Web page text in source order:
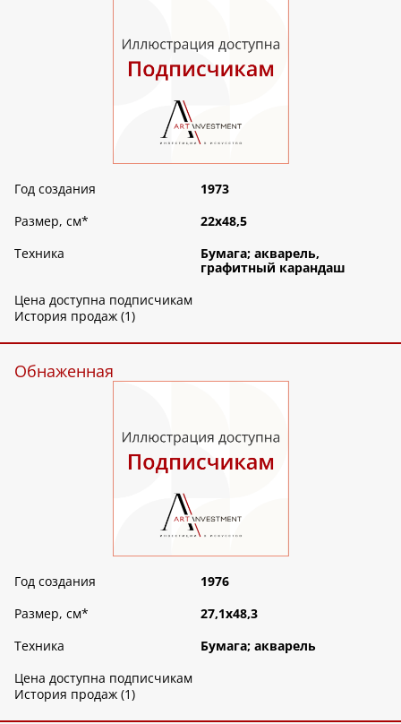
Год создания
1973
Размер, см*
22х48,5
Техника
Бумага; акварель,
графитный карандаш
Цена доступна подписчикам
История продаж (1)
Обнаженная
Год создания
1976
Размер, см*
27,1х48,3
Техника
Бумага; акварель
Цена доступна подписчикам
История продаж (1)